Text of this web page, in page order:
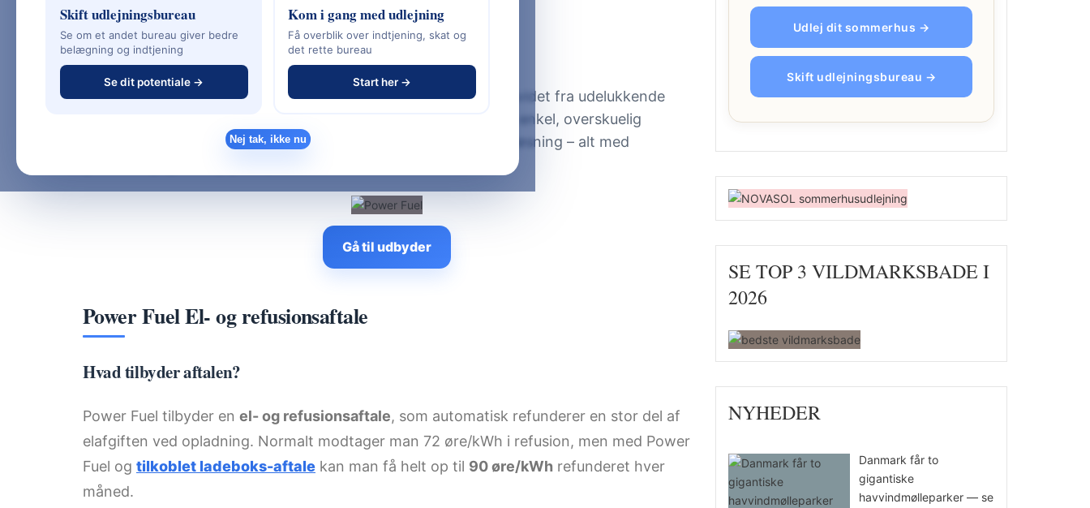
Skift udlejningsbureau
Se om et andet bureau giver bedre
belægning og indtjening
Se dit potentiale →
Kom i gang med udlejning
Få overblik over indtjening, skat og
det rette bureau
Start her →
Nej tak, ikke nu
Hvad er Power Fuel?
Power Fuel er et moderne energiselskab, der siden 2023 har udvidet fra udelukkende
ladeinfrastruktur til komplet elleverandør. Målet er at tilbyde en enkel, overskuelig
elaftale, kombineret med ladeløsninger og refusion i én samlet løsning – alt med
Gå til udbyder
Power Fuel El- og refusionsaftale
Hvad tilbyder aftalen?
Power Fuel tilbyder en el- og refusionsaftale, som automatisk refunderer en stor del af
elafgiften ved opladning. Normalt modtager man 72 øre/kWh i refusion, men med Power
Fuel og tilkoblet ladeboks-aftale kan man få helt op til 90 øre/kWh refunderet hver
måned.
Udlej dit sommerhus →
Skift udlejningsbureau →
SE TOP 3 VILDMARKSBADE I
2026
NYHEDER
Danmark får to
gigantiske
havvindmølleparker — se